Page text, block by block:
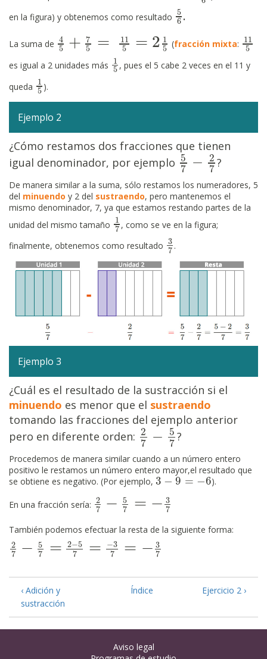
en la figura) y obtenemos como resultado 5
6
56.
La suma de 4
5
+ 7
5
=
11
5
= 2 1
5
45+7 5= 11 =2 15 (fracción mixta: 11
5
11
es igual a 2 unidades más 1
5
15, pues el 5 cabe 2 veces en el 11 y
queda 1
5
15
).
Ejemplo 2
¿Cómo restamos dos fracciones que tienen
igual denominador, por ejemplo 5
7 −
2
7
57 −2 ?
De manera similar a la suma, sólo restamos los numeradores, 5
del minuendo y 2 del sustraendo, pero mantenemos el
mismo denominador, 7, ya que estamos restando partes de la
unidad del mismo tamaño 1
7
17, como se ve en la figura;
finalmente, obtenemos como resultado 3
7
37.
Ejemplo 3
¿Cuál es el resultado de la sustracción si el
minuendo es menor que el sustraendo
tomando las fracciones del ejemplo anterior
pero en diferente orden: 2
7 −
5
7
27 −5 ?
Procedemos de manera similar cuando a un número entero
positivo le restamos un número entero mayor,el resultado que
se obtiene es negativo. (Por ejemplo, 3 − 9 = −6
3−9= −6 ).
En una fracción sería: 2
7
−
5
7
= − 3
7
27 −5 7= −3 7
También podemos efectuar la resta de la siguiente forma:
2
7
−
5
7
= 2−5
7
= −3
7
= − 3
7
27 −5 7= 2− 57=− 37 =−3 7
‹ Adición y
sustracción
Índice Ejercicio 2 ›
Aviso legal